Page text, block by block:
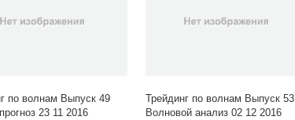
по волнам Выпуск 49
23 11 2016
Трейдинг по волнам Выпуск 53
Волновой анализ 02 12 2016